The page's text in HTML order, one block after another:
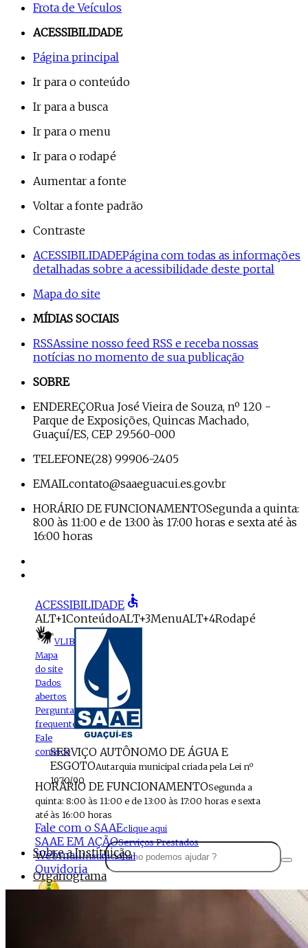
Frota de Veículos
ACESSIBILIDADE
Página principal
Ir para o conteúdo
Ir para a busca
Ir para o menu
Ir para o rodapé
Aumentar a fonte
Voltar a fonte padrão
Contraste
ACESSIBILIDADEPágina com todas as informações
detalhadas sobre a acessibilidade deste portal
Mapa do site
MÍDIAS SOCIAIS
RSSAssine nosso feed RSS e receba nossas
notícias no momento de sua publicação
SOBRE
ENDEREÇORua José Vieira de Souza, nº 120 -
Parque de Exposições, Quincas Machado,
Guaçuí/ES, CEP 29.560-000
TELEFONE(28) 99906-2405
EMAILcontato@saaeguacui.es.gov.br
HORÁRIO DE FUNCIONAMENTOSegunda a quinta:
8:00 às 11:00 e de 13:00 às 17:00 horas e sexta até às
16:00 horas
ACESSIBILIDADE accessible
ALT+1ConteúdoALT+3MenuALT+4Rodapé
VLIBRAS
Mapa
do site
Dados
abertos
Perguntas
frequentes
Fale
conosco
SERVIÇO AUTÔNOMO DE ÁGUA E
ESGOTOAutarquia municipal criada pela Lei nº
1970/90
HORÁRIO DE FUNCIONAMENTOSegunda a
quinta: 8:00 às 11:00 e de 13:00 às 17:00 horas e sexta
até às 16:00 horas
Fale com o SAAEclique aqui
SAAE EM AÇÃOServiços Prestados
WebmailInstitucional
Ouvidoria
Sobre a Instituição
Organograma